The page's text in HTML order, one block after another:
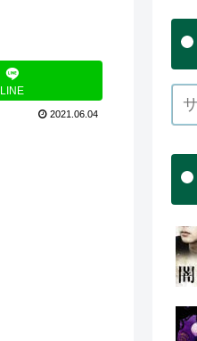
LINE
2021.06.04